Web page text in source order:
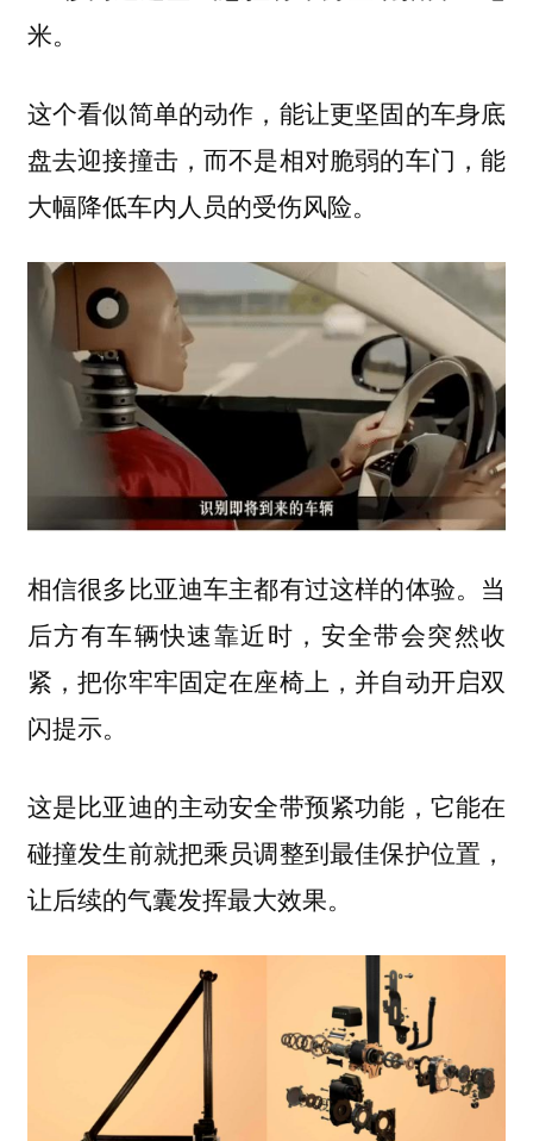
米。
这个看似简单的动作，能让更坚固的车身底
盘去迎接撞击，而不是相对脆弱的车门，能
大幅降低车内人员的受伤风险。
相信很多比亚迪车主都有过这样的体验。当
后方有车辆快速靠近时，安全带会突然收
紧，把你牢牢固定在座椅上，并自动开启双
闪提示。
这是比亚迪的主动安全带预紧功能，它能在
碰撞发生前就把乘员调整到最佳保护位置，
让后续的气囊发挥最大效果。